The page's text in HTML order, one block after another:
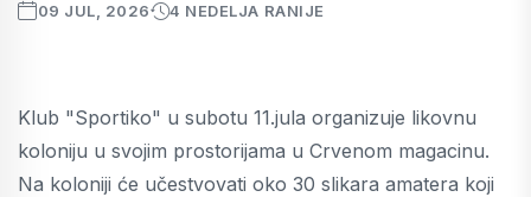
09 JUL, 2026 4 NEDELJA RANIJE
Klub "Sportiko" u subotu 11.jula organizuje likovnu
koloniju u svojim prostorijama u Crvenom magacinu.
Na koloniji će učestvovati oko 30 slikara amatera koji